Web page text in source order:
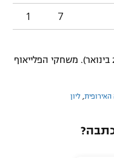
7
1
שלב הליגה יסתיים ביום חמישי הבא (29 בינואר). משחקי הפלייאוף
האירופית ליון